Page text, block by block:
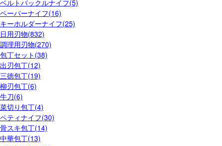
ベルトバックルナイフ(5)
ペーパーナイフ(16)
キーホルダーナイフ(25)
日用刃物(832)
調理用刃物(270)
包丁セット(38)
出刃包丁(12)
三徳包丁(19)
柳刃包丁(6)
牛刀(6)
菜切り包丁(4)
ペティナイフ(30)
骨スキ包丁(14)
中華包丁(13)